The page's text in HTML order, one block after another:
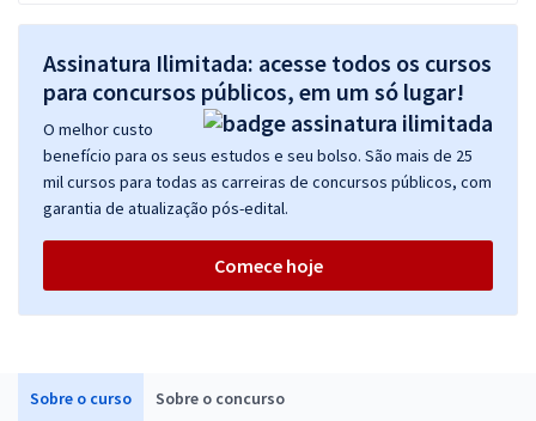
Sobre o curso Sobre o concurso
Assinatura Ilimitada: acesse todos os cursos
para concursos públicos, em um só lugar!
O melhor custo
benefício para os seus estudos e seu bolso. São mais de 25
mil cursos para todas as carreiras de concursos públicos, com
garantia de atualização pós-edital.
Comece hoje